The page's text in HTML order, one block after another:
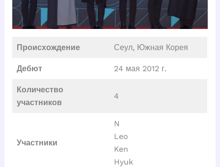
Происхождение Сеул, Южная Корея
Дебют 24 мая 2012 г.
Количество
участников
4
Участники
N
Leo
Ken
Hyuk